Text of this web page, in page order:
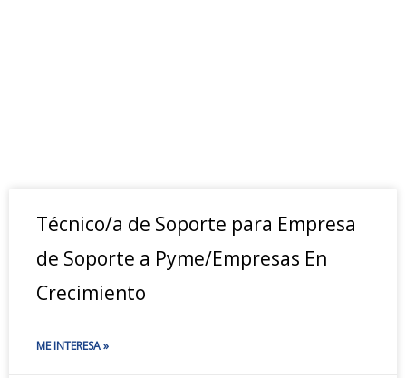
Técnico/a de Soporte para Empresa
de Soporte a Pyme/Empresas En
Crecimiento
ME INTERESA »